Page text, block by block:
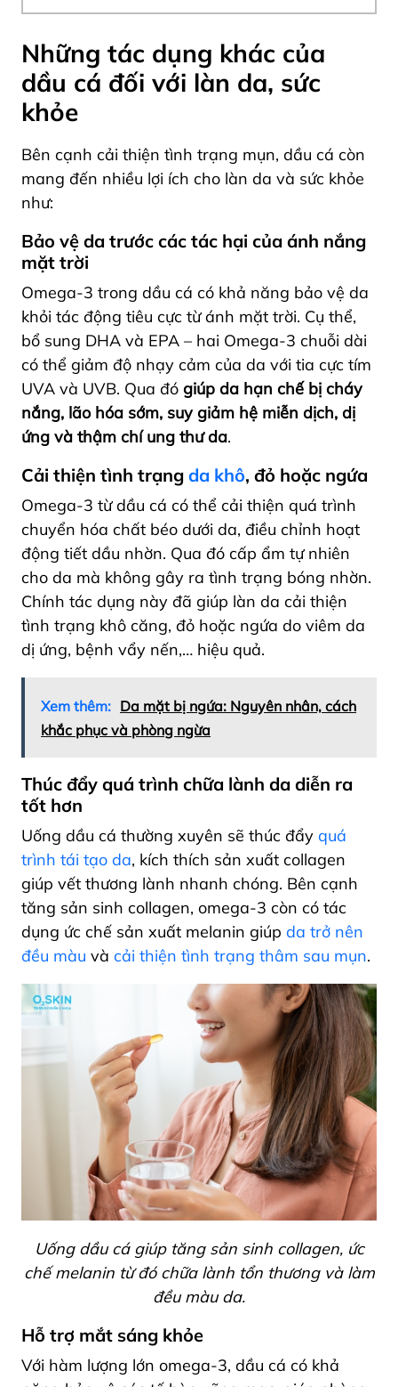
Những tác dụng khác của
dầu cá đối với làn da, sức
khỏe
Bên cạnh cải thiện tình trạng mụn, dầu cá còn
mang đến nhiều lợi ích cho làn da và sức khỏe
như:
Bảo vệ da trước các tác hại của ánh nắng
mặt trời
Omega-3 trong dầu cá có khả năng bảo vệ da
khỏi tác động tiêu cực từ ánh mặt trời. Cụ thể,
bổ sung DHA và EPA – hai Omega-3 chuỗi dài
có thể giảm độ nhạy cảm của da với tia cực tím
UVA và UVB. Qua đó giúp da hạn chế bị cháy
nắng, lão hóa sớm, suy giảm hệ miễn dịch, dị
ứng và thậm chí ung thư da.
Cải thiện tình trạng da khô, đỏ hoặc ngứa
Omega-3 từ dầu cá có thể cải thiện quá trình
chuyển hóa chất béo dưới da, điều chỉnh hoạt
động tiết dầu nhờn. Qua đó cấp ẩm tự nhiên
cho da mà không gây ra tình trạng bóng nhờn.
Chính tác dụng này đã giúp làn da cải thiện
tình trạng khô căng, đỏ hoặc ngứa do viêm da
dị ứng, bệnh vẩy nến,… hiệu quả.
Xem thêm: Da mặt bị ngứa: Nguyên nhân, cách
khắc phục và phòng ngừa
Thúc đẩy quá trình chữa lành da diễn ra
tốt hơn
Uống dầu cá thường xuyên sẽ thúc đẩy quá
trình tái tạo da, kích thích sản xuất collagen
giúp vết thương lành nhanh chóng. Bên cạnh
tăng sản sinh collagen, omega-3 còn có tác
dụng ức chế sản xuất melanin giúp da trở nên
đều màu và cải thiện tình trạng thâm sau mụn.
Uống dầu cá giúp tăng sản sinh collagen, ức
chế melanin từ đó chữa lành tổn thương và làm
đều màu da.
Hỗ trợ mắt sáng khỏe
Với hàm lượng lớn omega-3, dầu cá có khả